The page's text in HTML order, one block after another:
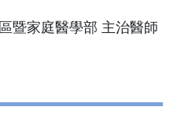
暨家庭醫學部 主治醫師